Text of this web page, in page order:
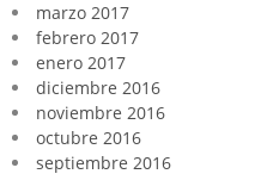
marzo 2017
febrero 2017
enero 2017
diciembre 2016
noviembre 2016
octubre 2016
septiembre 2016